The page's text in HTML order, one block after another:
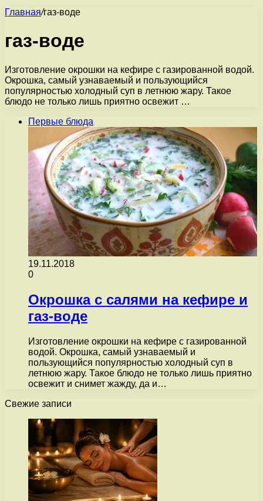
Главная/газ-воде
газ-воде
Изготовление окрошки на кефире с газированной водой.
Окрошка, самый узнаваемый и пользующийся
популярностью холодный суп в летнюю жару. Такое
блюдо не только лишь приятно освежит …
Первые блюда
19.11.2018
0
Окрошка с салями на кефире и
газ-воде
Изготовление окрошки на кефире с газированной
водой. Окрошка, самый узнаваемый и
пользующийся популярностью холодный суп в
летнюю жару. Такое блюдо не только лишь приятно
освежит и снимет жажду, да и…
Свежие записи